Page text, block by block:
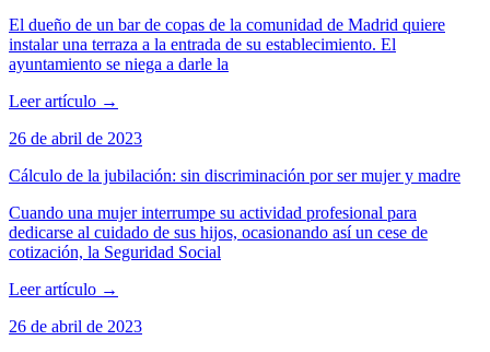
El dueño de un bar de copas de la comunidad de Madrid quiere
instalar una terraza a la entrada de su establecimiento. El
ayuntamiento se niega a darle la
Leer artículo →
26 de abril de 2023
Cálculo de la jubilación: sin discriminación por ser mujer y madre
Cuando una mujer interrumpe su actividad profesional para
dedicarse al cuidado de sus hijos, ocasionando así un cese de
cotización, la Seguridad Social
Leer artículo →
26 de abril de 2023